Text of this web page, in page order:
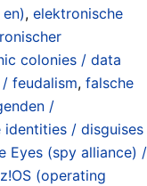
, elektronische
colonies / data
feudalism, falsche
/
identities / disguises
Eyes (spy alliance) /
(operating